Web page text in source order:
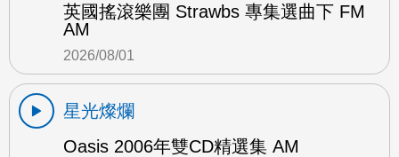
英國搖滾樂團 Strawbs 專集選曲下 FM
AM
2026/08/01
星光燦爛
Oasis 2006年雙CD精選集 AM